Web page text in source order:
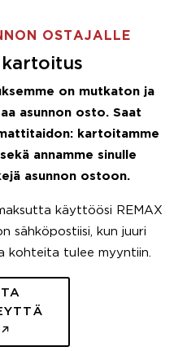
OSTAJALLE
kartoitus
on mutkaton ja
asunnon osto. Saat
kartoitamme
annamme sinulle
asunnon ostoon.
käyttöösi REMAX
sähköpostiisi, kun juuri
kohteita tulee myyntiin.